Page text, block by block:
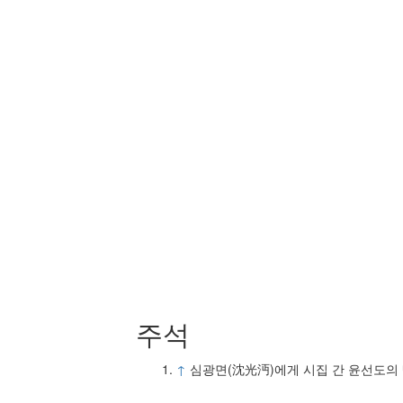
주석
↑ 심광면(沈光沔)에게 시집 간 윤선도의